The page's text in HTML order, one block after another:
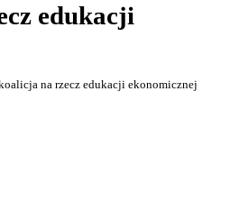
edukacji
na rzecz edukacji ekonomicznej